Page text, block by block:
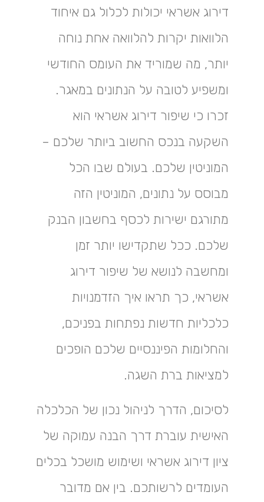
דירוג אשראי יכולות לכלול גם איחוד
הלוואות יקרות להלוואה אחת נוחה
יותר, מה שמוריד את העומס החודשי
ומשפיע לטובה על הנתונים במאגר.
זכרו כי שיפור דירוג אשראי הוא
השקעה בנכס החשוב ביותר שלכם –
המוניטין שלכם. בעולם שבו הכל
מבוסס על נתונים, המוניטין הזה
מתורגם ישירות לכסף בחשבון הבנק
שלכם. ככל שתקדישו יותר זמן
ומחשבה לנושא של שיפור דירוג
אשראי, כך תראו איך הזדמנויות
כלכליות חדשות נפתחות בפניכם,
והחלומות הפיננסיים שלכם הופכים
למציאות ברת השגה.
לסיכום, הדרך לניהול נכון של הכלכלה
האישית עוברת דרך הבנה עמוקה של
ציון דירוג אשראי ושימוש מושכל בכלים
העומדים לרשותכם. בין אם מדובר